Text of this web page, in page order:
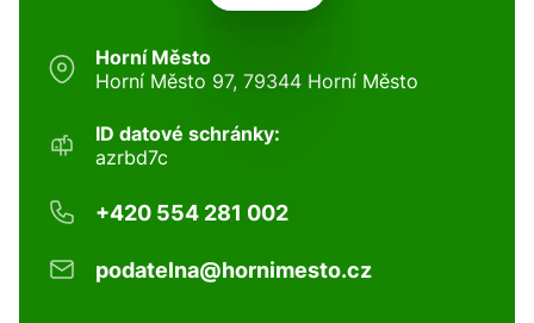
Horní Město
Horní Město 97, 79344 Horní Město
ID datové schránky:
azrbd7c
+420 554 281 002
podatelna@hornimesto.cz